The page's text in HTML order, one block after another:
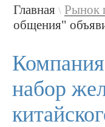
Главная \ Рынок
общения"
набор